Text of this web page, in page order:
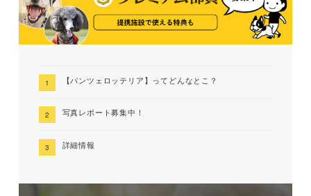
【パンツェロッテリア】ってどんなとこ？
写真レポート募集中！
詳細情報